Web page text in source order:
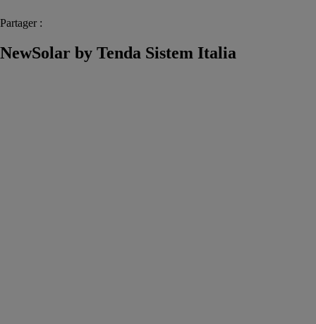
Partager :
NewSolar by Tenda Sistem Italia